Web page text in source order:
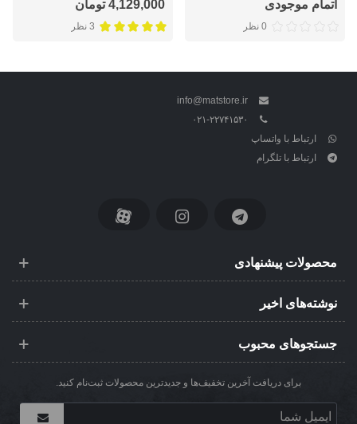
اتمام موجودی
0 نظر
4,129,000 تومان
3 نظر
info@matstore.ir
۰۲۱-۲۲۷۴۱۵۳۰
ارتباط با واتساپ
ارتباط با تلگرام
محصولات پیشنهادی
نوشته‌های اخیر
جستجوهای محبوب
برای دریافت آخرین تخفیف‌ها و جدیدترین محصولات ثبت‌نام کنید.